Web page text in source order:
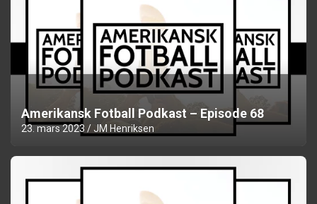
Amerikansk Fotball Podkast – Episode 68
23. mars 2023 JM Henriksen